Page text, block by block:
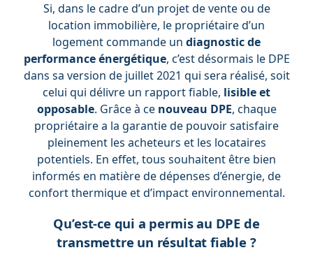
Si, dans le cadre d’un projet de vente ou de
location immobilière, le propriétaire d’un
logement commande un diagnostic de
performance énergétique, c’est désormais le DPE
dans sa version de juillet 2021 qui sera réalisé, soit
celui qui délivre un rapport fiable, lisible et
opposable. Grâce à ce nouveau DPE, chaque
propriétaire a la garantie de pouvoir satisfaire
pleinement les acheteurs et les locataires
potentiels. En effet, tous souhaitent être bien
informés en matière de dépenses d’énergie, de
confort thermique et d’impact environnemental.
Qu’est-ce qui a permis au DPE de
transmettre un résultat fiable ?